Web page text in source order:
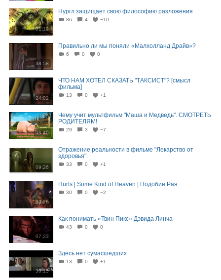
01:19
Нургл защищает свою философию разложения
86 4 −10
38:58
Правильно ли мы поняли «Малхолланд Драйв»?
6 0 0
24:02
ЧТО НАМ ХОТЕЛ СКАЗАТЬ "ТАКСИСТ"? [смысл
фильма]
13 0 +1
08:40
Чему учит мультфильм "Маша и Медведь". СМОТРЕТЬ
РОДИТЕЛЯМ!
29 3 −7
09:26
Отражение реальности в фильме "Лекарство от
здоровья".
33 0 +1
03:26
Hurts | Some Kind of Heaven | Подобие Рая
30 0 −2
07:23
Как понимать «Твин Пикс» Дэвида Линча
43 0 0
30:15
Здесь нет сумасшедших
13 0 +1